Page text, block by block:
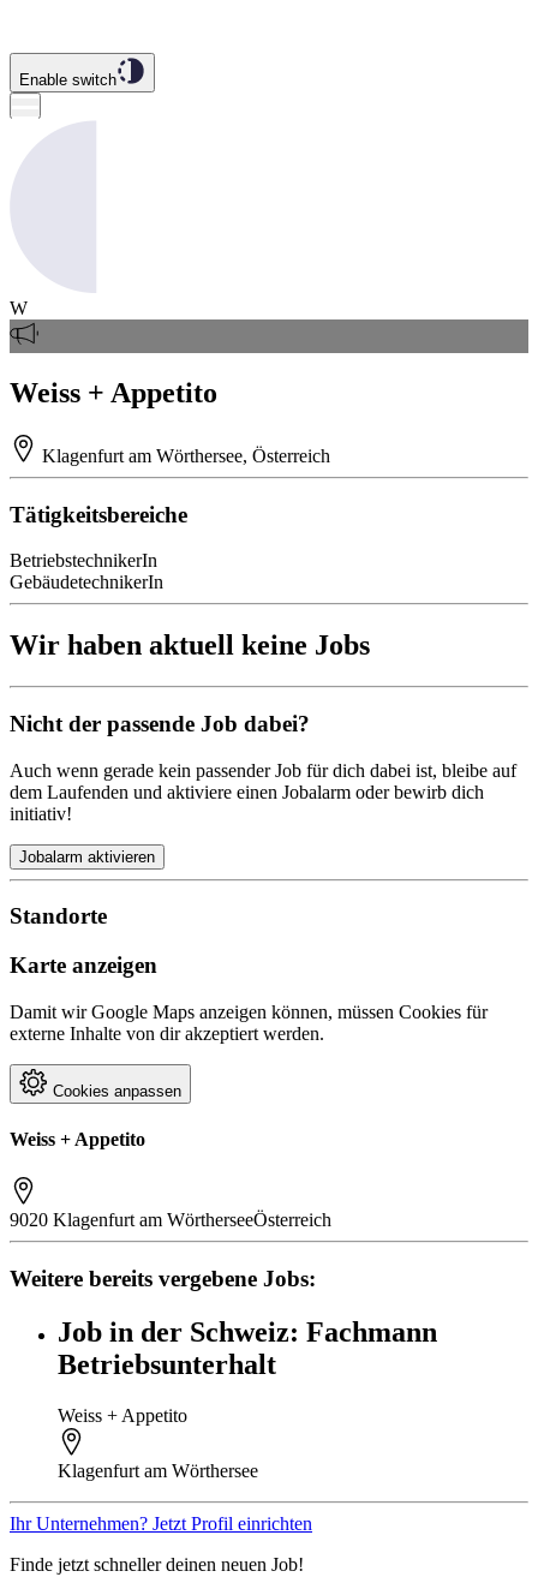
Enable switch
W
Weiss + Appetito
Klagenfurt am Wörthersee, Österreich
Tätigkeitsbereiche
BetriebstechnikerIn
GebäudetechnikerIn
Wir haben aktuell keine Jobs
Nicht der passende Job dabei?
Auch wenn gerade kein passender Job für dich dabei ist, bleibe auf
dem Laufenden und aktiviere einen Jobalarm oder bewirb dich
initiativ!
Jobalarm aktivieren
Standorte
Karte anzeigen
Damit wir Google Maps anzeigen können, müssen Cookies für
externe Inhalte von dir akzeptiert werden.
Cookies anpassen
Weiss + Appetito
9020 Klagenfurt am WörtherseeÖsterreich
Weitere bereits vergebene Jobs:
Job in der Schweiz: Fachmann
Betriebsunterhalt
Weiss + Appetito
Klagenfurt am Wörthersee
Ihr Unternehmen? Jetzt Profil einrichten
Finde jetzt schneller deinen neuen Job!